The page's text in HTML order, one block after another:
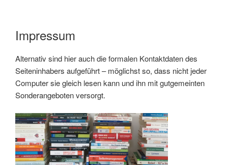
Impressum
Alternativ sind hier auch die formalen Kontaktdaten des
Seiteninhabers aufgeführt – möglichst so, dass nicht jeder
Computer sie gleich lesen kann und ihn mit gutgemeinten
Sonderangeboten versorgt.